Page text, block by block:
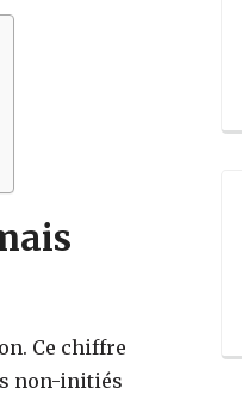
Ce chiffre
non-initiés